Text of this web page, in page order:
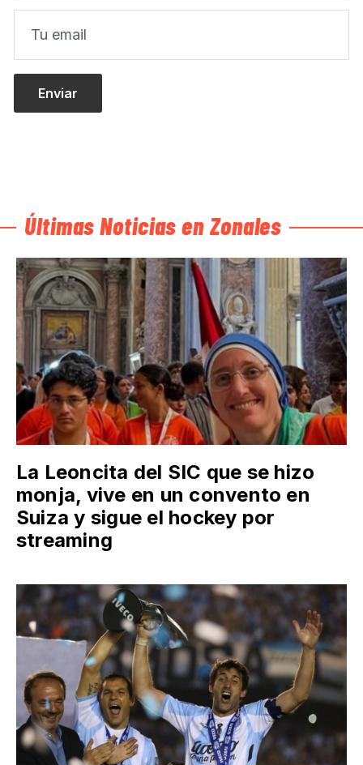
Últimas Noticias en Zonales
La Leoncita del SIC que se hizo
monja, vive en un convento en
Suiza y sigue el hockey por
streaming